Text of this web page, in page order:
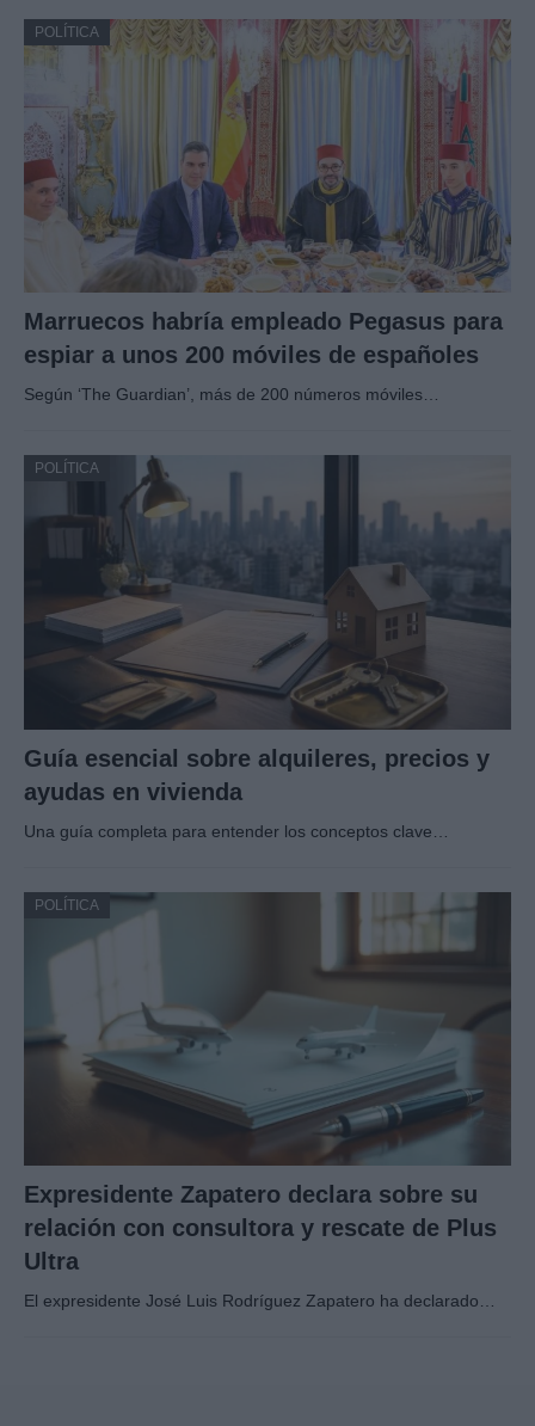
POLÍTICA
Marruecos habría empleado Pegasus para
espiar a unos 200 móviles de españoles
Según ‘The Guardian’, más de 200 números móviles…
POLÍTICA
Guía esencial sobre alquileres, precios y
ayudas en vivienda
Una guía completa para entender los conceptos clave…
POLÍTICA
Expresidente Zapatero declara sobre su
relación con consultora y rescate de Plus
Ultra
El expresidente José Luis Rodríguez Zapatero ha declarado…